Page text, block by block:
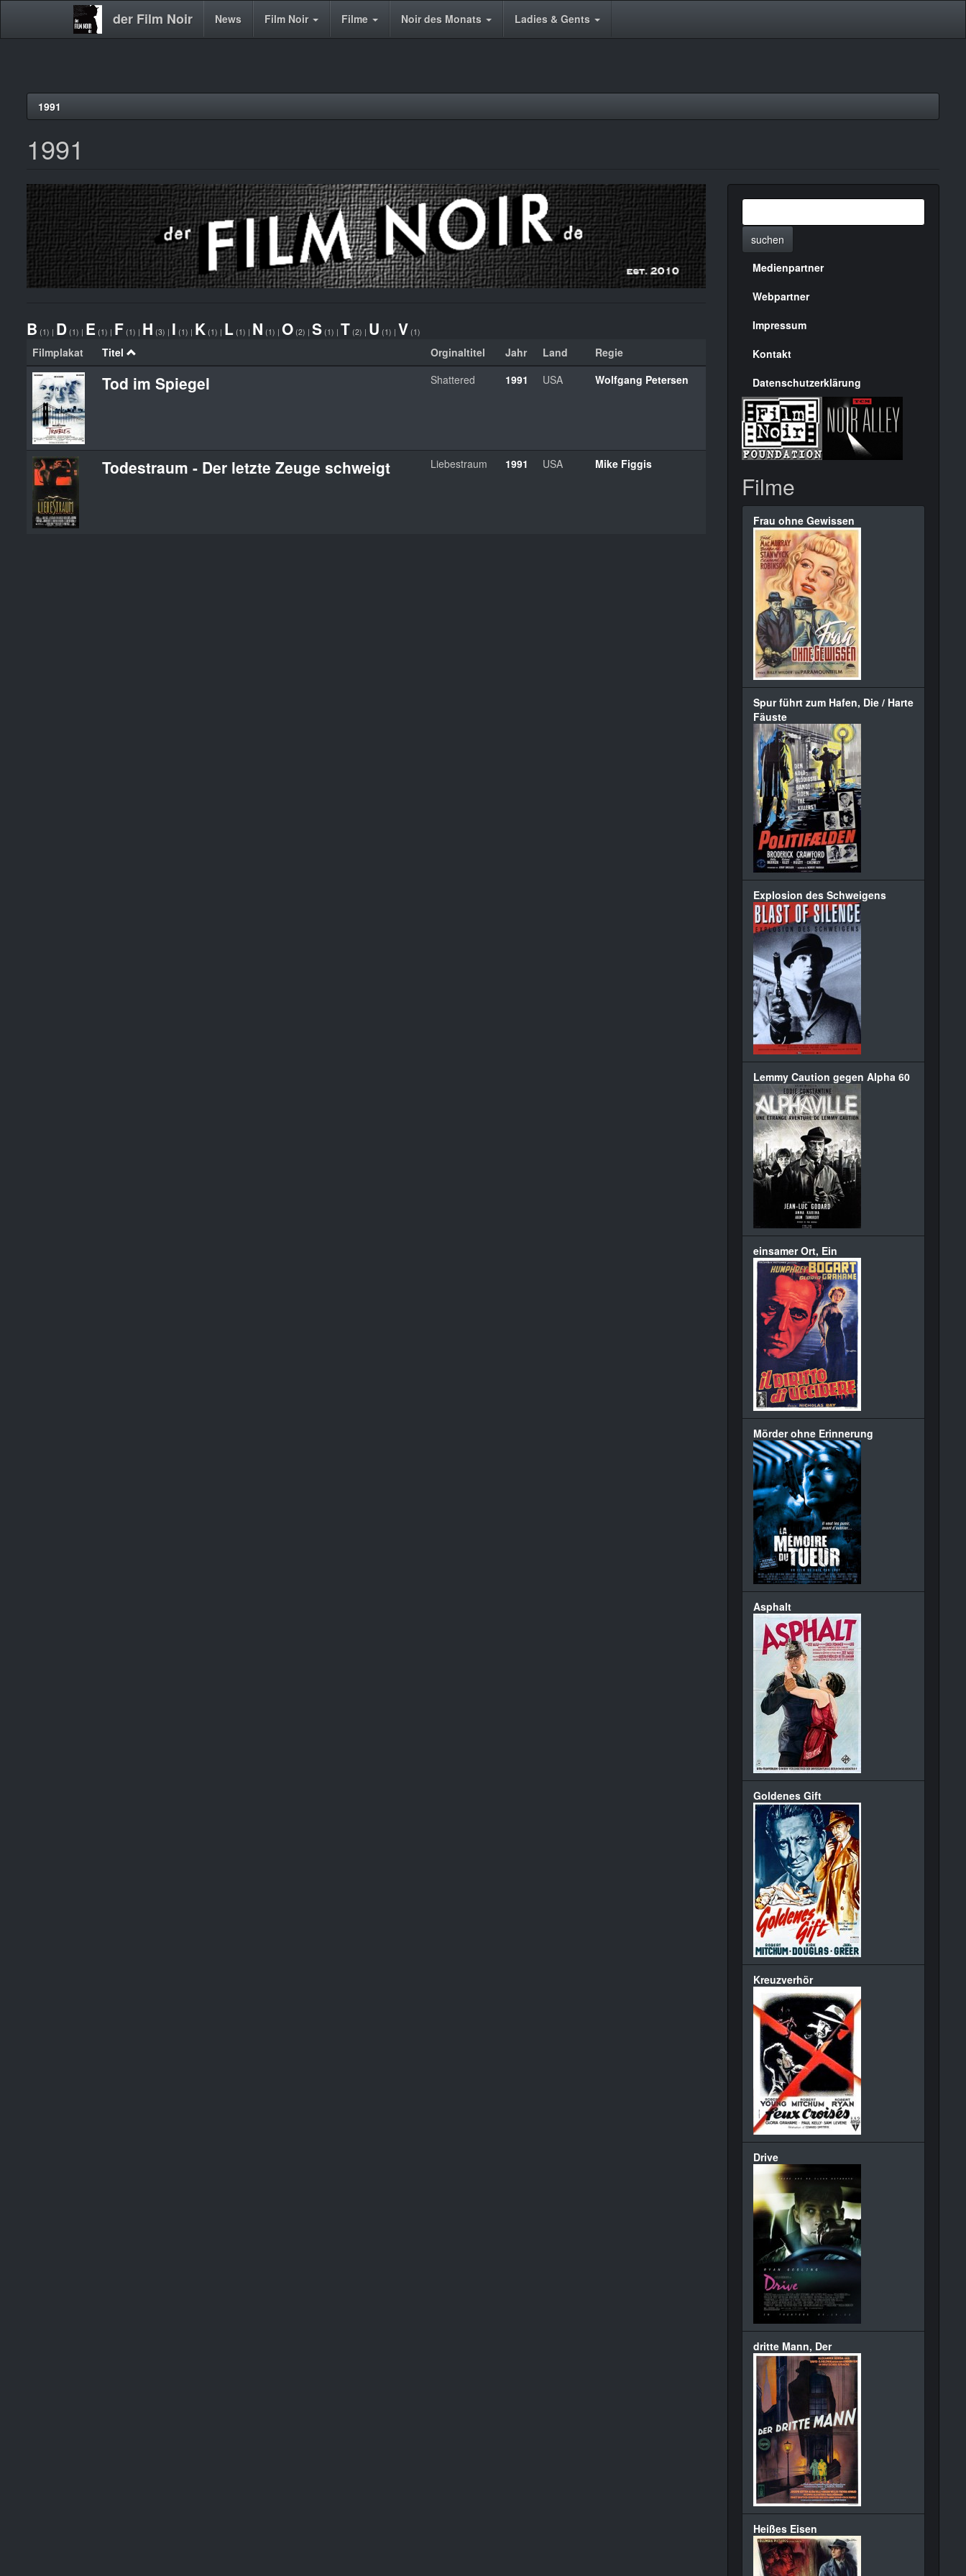
der Film Noir
Main News Film Noir Filme Noir des Monats Ladies & Gents
1991
1991
B (1) | D (1) | E (1) | F (1) | H (3) | I (1) | K (1) | L (1) | N (1) | O (2) | S (1) | T (2) | U (1) | V (1)
Filmplakat Titel Orginaltitel Jahr Land Regie
Tod im Spiegel Shattered 1991 USA Wolfgang Petersen
Todestraum - Der letzte Zeuge schweigt Liebestraum 1991 USA Mike Figgis
suchen
Menülinks
rechte
Seite
Medienpartner
Webpartner
Impressum
Kontakt
Datenschutzerklärung
Filme
Frau ohne Gewissen
Spur führt zum Hafen, Die / Harte
Fäuste
Explosion des Schweigens
Lemmy Caution gegen Alpha 60
einsamer Ort, Ein
Mörder ohne Erinnerung
Asphalt
Goldenes Gift
Kreuzverhör
Drive
dritte Mann, Der
Heißes Eisen